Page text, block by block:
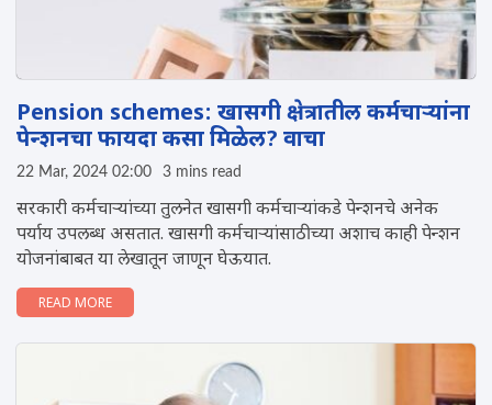
Pension schemes: खासगी क्षेत्रातील कर्मचाऱ्यांना
पेन्शनचा फायदा कसा मिळेल? वाचा
22 Mar, 2024 02:00 3 mins read
सरकारी कर्मचाऱ्यांच्या तुलनेत खासगी कर्मचाऱ्यांकडे पेन्शनचे अनेक
पर्याय उपलब्ध असतात. खासगी कर्मचाऱ्यांसाठीच्या अशाच काही पेन्शन
योजनांबाबत या लेखातून जाणून घेऊयात.
READ MORE